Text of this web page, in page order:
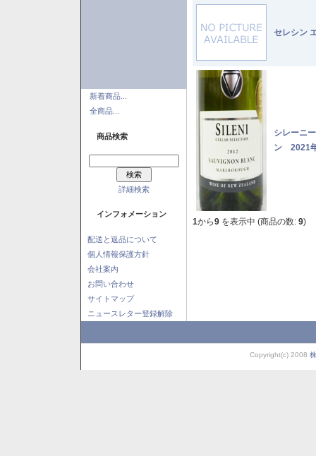
新着商品...
全商品...
商品検索
詳細検索
インフォメーション
配送と返品について
個人情報保護方針
会社案内
お問い合わせ
サイトマップ
ニュースレター登録解除
セレシン
シレーニ
ン 2021
1から9 を表示中 (商品の数: 9)
Copyright(c) 2008